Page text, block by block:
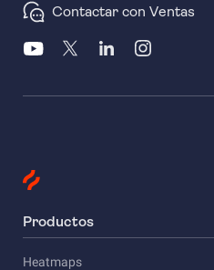
Contactar con Ventas
Productos
Heatmaps